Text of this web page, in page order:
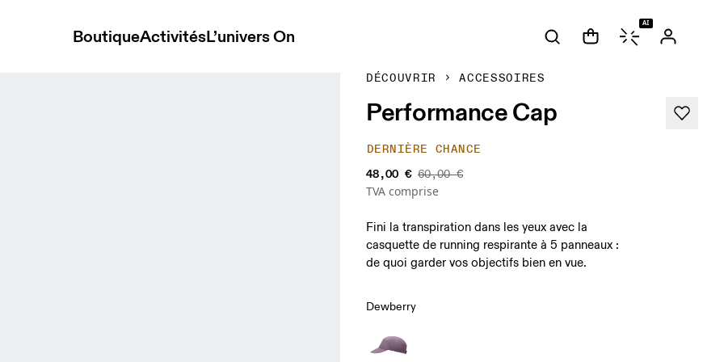
BoutiqueActivitésL’univers On
AI
DÉCOUVRIR ACCESSOIRES
Performance Cap
DERNIÈRE CHANCE
48,00 € 60,00 €
TVA comprise
Fini la transpiration dans les yeux avec la
casquette de running respirante à 5 panneaux :
de quoi garder vos objectifs bien en vue.
Dewberry